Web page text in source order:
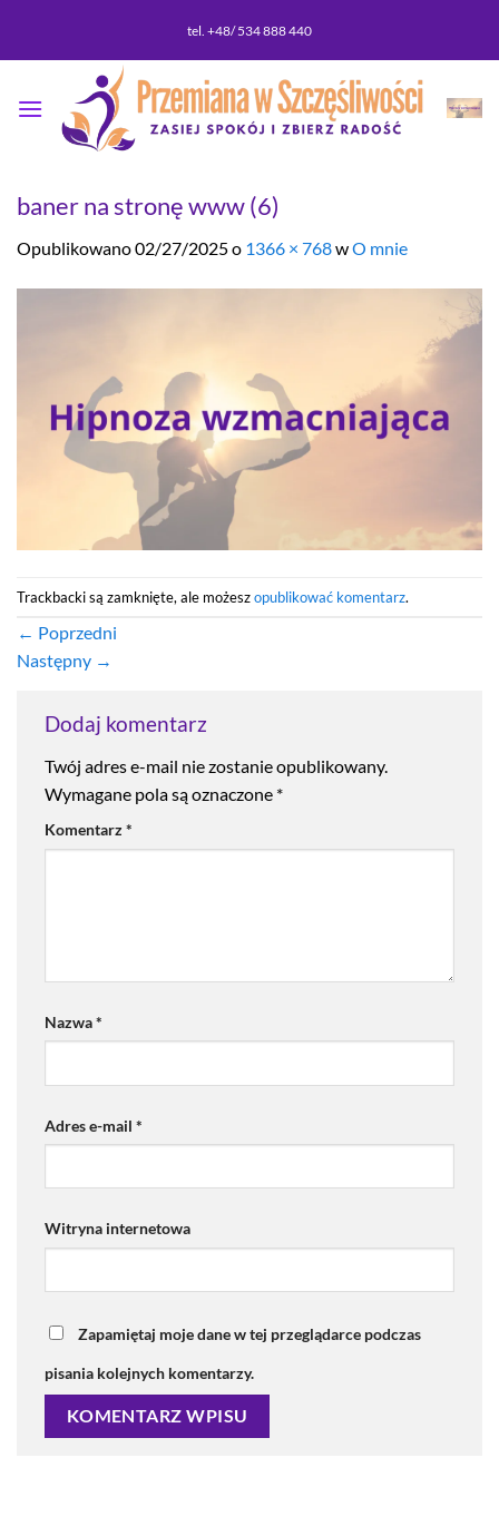
tel. +48/ 534 888 440
baner na stronę www (6)
Opublikowano02/27/2025o 1366 × 768wO mnie
Trackbacki są zamknięte, ale możeszopublikować komentarz.
← Poprzedni
Następny →
Dodaj komentarz
Twój adres e-mail nie zostanie opublikowany.
Wymagane pola są oznaczone *
Komentarz*
Nazwa*
Adres e-mail *
Witryna internetowa
Zapamiętaj moje dane w tej przeglądarce podczas
pisania kolejnych komentarzy.